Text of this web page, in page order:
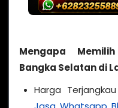
Mengapa
Bangka Selatan di
Harga